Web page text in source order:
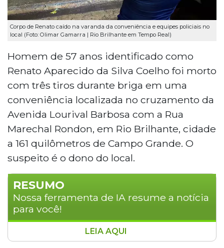
Corpo de Renato caído na varanda da conveniência e equipes policiais no
local (Foto: Olimar Gamarra | Rio Brilhante em Tempo Real)
Homem de 57 anos identificado como
Renato Aparecido da Silva Coelho foi morto
com três tiros durante briga em uma
conveniência localizada no cruzamento da
Avenida Lourival Barbosa com a Rua
Marechal Rondon, em Rio Brilhante, cidade
a 161 quilômetros de Campo Grande. O
suspeito é o dono do local.
RESUMO
Nossa ferramenta de IA resume a notícia
para você!
Um pedreiro de 57 anos foi morto com três
LEIA AQUI